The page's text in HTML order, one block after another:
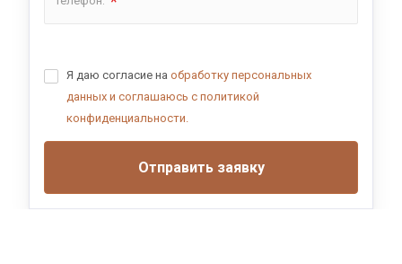
Я даю согласие на обработку персональных
данных и соглашаюсь с политикой
конфиденциальности.
Отправить заявку